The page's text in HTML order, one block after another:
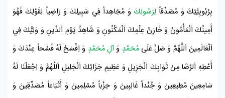
بِرُبُوبِيَّتِكَ وَ مُصَدِّقاً لِرَسُولِكَ وَ مُجَاهِداً فِي سَبِيلِكَ وَ رَاضِياً لِقَوْلِكَ فَهُوَ
أَمِينُكَ اَلْمَأْمُونُ وَ خَازِنُ عِلْمِكَ اَلْمَكْنُونِ وَ شَاهِدُ يَوْمِ اَلدِّينِ وَ وَلِيُّكَ فِي
اَلْعَالَمِينَ اَللَّهُمَّ وَ صَلِّ عَلَىمُحَمَّدٍ وَآلِ مُحَمَّدٍ وَ اِفْسَحْ لَهُ فَسْحاً عِنْدَكَ وَ
أَعْطِهِ اَلرِّضَا مِنْ ثَوَابِكَ اَلْجَزِيلِ وَ عَظِيمِ جَزَائِكَ اَلْجَلِيلِ اَللَّهُمَّ وَ اِجْعَلْنَا لَهُ
سَامِعِينَ مُطِيعِينَ وَ جُنْداً غَالِبِينَ وَ حِزْباً مُسْلِمِينَ وَ أَتْبَاعاً مُصَدِّقِينَ وَ